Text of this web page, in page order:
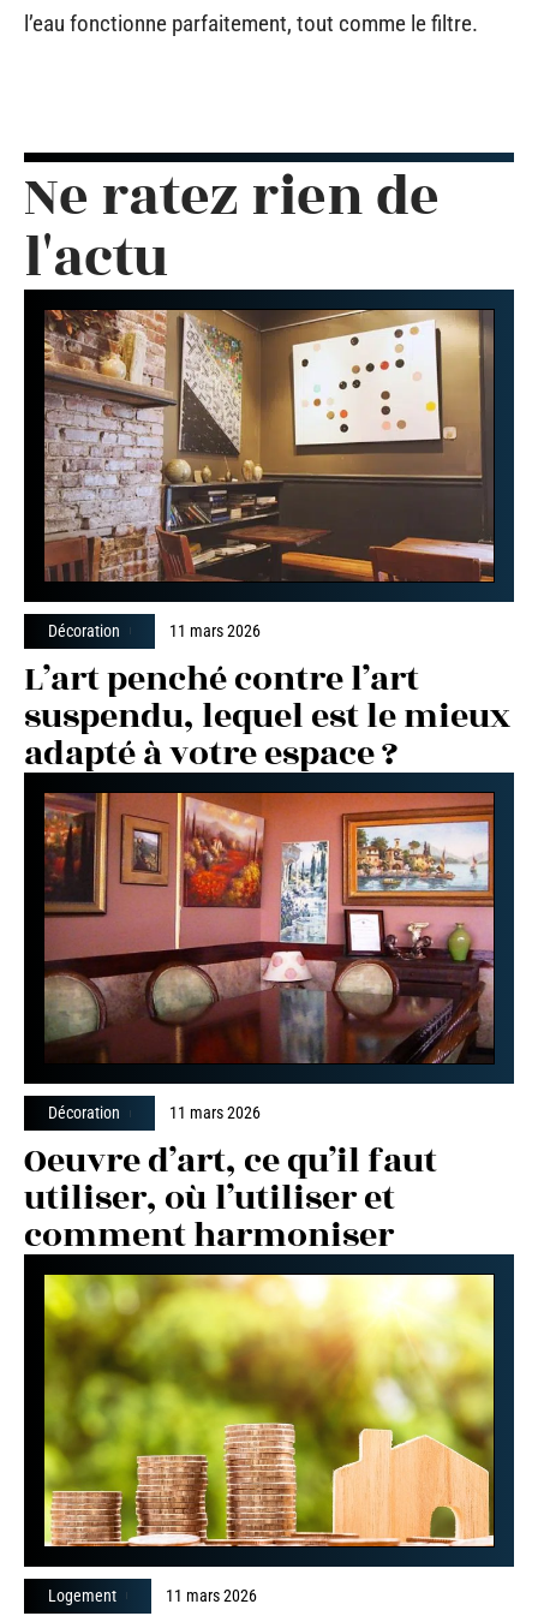
l’eau fonctionne parfaitement, tout comme le filtre.
Ne ratez rien de
l'actu
Décoration 11 mars 2026
L’art penché contre l’art
suspendu, lequel est le mieux
adapté à votre espace ?
Décoration 11 mars 2026
Oeuvre d’art, ce qu’il faut
utiliser, où l’utiliser et
comment harmoniser
Logement 11 mars 2026